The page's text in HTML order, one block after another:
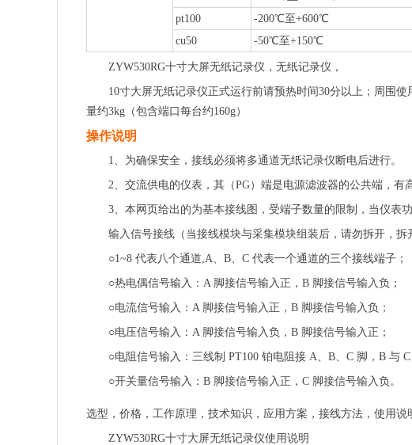
pt100
-200℃至+600℃
cu50
-50℃至+150℃
ZYW530RG十寸大屏无纸记录仪，无纸记录仪，
10寸大屏无纸记录仪正式运行前请预热时间30分以上；周围
量约3kg（包含端口每台约160g）
操作说明
1、为确保安全，接线必须将多通道无纸记录仪断电后进行。
2、交流供电的仪表，其（PG）端是电源滤波器的公共端，有
3、本网页给出的为基本接线图，受端子数量的限制，当仪表
输入信号接线（当接线模块与采集模块组装后，请勿拆开，拆
○1~8 代表八个通道,A、B、C 代表一个通道的三个接线端子；
○热电偶信号输入：A 脚接信号输入正，B 脚接信号输入负；
○电流信号输入：A 脚接信号输入正，B 脚接信号输入负；
○电压信号输入：A 脚接信号输入负，B 脚接信号输入正；
○电阻信号输入：三线制 PT100 铂电阻接 A、B、C 脚，B 与 C
○开关量信号输入：B 脚接信号输入正，C 脚接信号输入负。
选型，价格，工作原理，技术知识，应用方案，接线方法，使用说
ZYW530RG十寸大屏无纸记录仪使用说明